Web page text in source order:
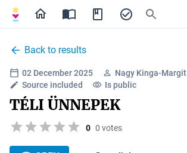
Back to results
02 December 2025
Nagy Kinga-Margit
Source included
Is public
TÉLI ÜNNEPEK
0 0 votes